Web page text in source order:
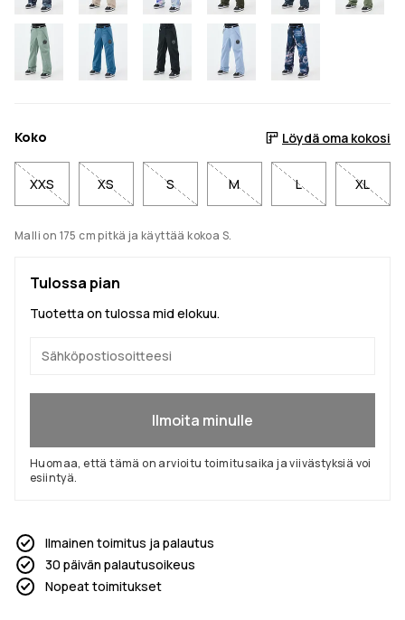
Koko Löydä oma kokosi
XXS XS S M L XL
Malli on 175 cm pitkä ja käyttää kokoa S.
Tulossa pian
Tuotetta on tulossa mid elokuu.
Ilmoita minulle
Huomaa, että tämä on arvioitu toimitusaika ja viivästyksiä voi
esiintyä.
Ilmainen toimitus ja palautus
30 päivän palautusoikeus
Nopeat toimitukset